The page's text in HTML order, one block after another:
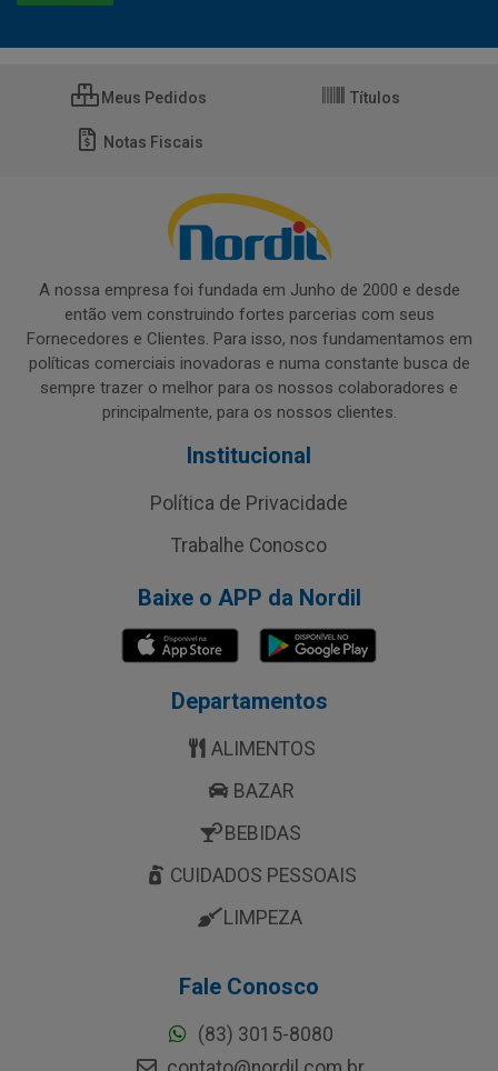
Meus Pedidos Títulos
Notas Fiscais
A nossa empresa foi fundada em Junho de 2000 e desde
então vem construindo fortes parcerias com seus
Fornecedores e Clientes. Para isso, nos fundamentamos em
políticas comerciais inovadoras e numa constante busca de
sempre trazer o melhor para os nossos colaboradores e
principalmente, para os nossos clientes.
Institucional
Política de Privacidade
Trabalhe Conosco
Baixe o APP da Nordil
Departamentos
ALIMENTOS
BAZAR
BEBIDAS
CUIDADOS PESSOAIS
LIMPEZA
Fale Conosco
(83) 3015-8080